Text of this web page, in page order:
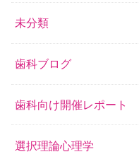
未分類
歯科ブログ
歯科向け開催レポート
選択理論心理学